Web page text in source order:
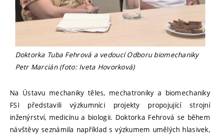
Doktorka Tuba Fehrová a vedoucí Odboru biomechaniky
Petr Marcián (foto: Iveta Hovorková)
Na Ústavu mechaniky těles, mechatroniky a biomechaniky
FSI představili výzkumníci projekty propojující strojní
inženýrství, medicínu a biologii. Doktorka Fehrová se během
návštěvy seznámila například s výzkumem umělých hlasivek,